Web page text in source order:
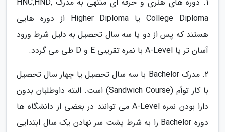
1. دوره های هنری و حرفه ای منتهی به مدرک HNC,HND,
College Diploma یا Higher Diploma از دوره هایی
هستند که پس از دو یا سه سال تحصیل به دلیل شرط ورود
آسان تر یا A-Level با نمره تقریبی E و D طی می گردد.
2. مدرک Bachelor با سه سال تحصیل یا چهار سال تحصیل
با کار توأم (Sandwich Course) است. البته داوطلبان بدون
دارا بودن نمره A-Level می توانند در بعضی از دانشگاه ها
دوره Bachelor را به شرط پشت سر نهادن یک سال ابتدایی